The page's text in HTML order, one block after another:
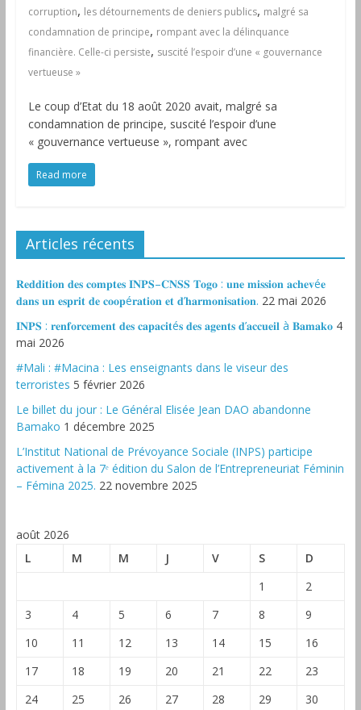
corruption, les détournements de deniers publics, malgré sa
condamnation de principe, rompant avec la délinquance
financière. Celle-ci persiste, suscité l’espoir d’une « gouvernance
vertueuse »
Le coup d’Etat du 18 août 2020 avait, malgré sa
condamnation de principe, suscité l’espoir d’une
« gouvernance vertueuse », rompant avec
Read more
Articles récents
𝐑𝐞𝐝𝐝𝐢𝐭𝐢𝐨𝐧 𝐝𝐞𝐬 𝐜𝐨𝐦𝐩𝐭𝐞𝐬 𝐈𝐍𝐏𝐒–𝐂𝐍𝐒𝐒 𝐓𝐨𝐠𝐨 : 𝐮𝐧𝐞 𝐦𝐢𝐬𝐬𝐢𝐨𝐧 𝐚𝐜𝐡𝐞𝐯é𝐞
𝐝𝐚𝐧𝐬 𝐮𝐧 𝐞𝐬𝐩𝐫𝐢𝐭 𝐝𝐞 𝐜𝐨𝐨𝐩é𝐫𝐚𝐭𝐢𝐨𝐧 𝐞𝐭 𝐝’𝐡𝐚𝐫𝐦𝐨𝐧𝐢𝐬𝐚𝐭𝐢𝐨𝐧. 22 mai 2026
𝐈𝐍𝐏𝐒 : 𝐫𝐞𝐧𝐟𝐨𝐫𝐜𝐞𝐦𝐞𝐧𝐭 𝐝𝐞𝐬 𝐜𝐚𝐩𝐚𝐜𝐢𝐭é𝐬 𝐝𝐞𝐬 𝐚𝐠𝐞𝐧𝐭𝐬 𝐝’𝐚𝐜𝐜𝐮𝐞𝐢𝐥 à 𝐁𝐚𝐦𝐚𝐤𝐨 4
mai 2026
#Mali : #Macina : Les enseignants dans le viseur des
terroristes 5 février 2026
‎Le billet du jour : Le Général Elisée Jean DAO abandonne
Bamako 1 décembre 2025
L’Institut National de Prévoyance Sociale (INPS) participe
activement à la 7ᵉ édition du Salon de l’Entrepreneuriat Féminin
– Fémina 2025. 22 novembre 2025
août 2026
L
M M J V S D
1
2
3
4 5 6 7 8
9
10
11 12 13 14 15
16
17
18 19 20 21 22
23
24
25 26 27 28 29
30